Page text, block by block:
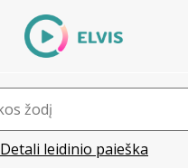
Detali leidinio paieška